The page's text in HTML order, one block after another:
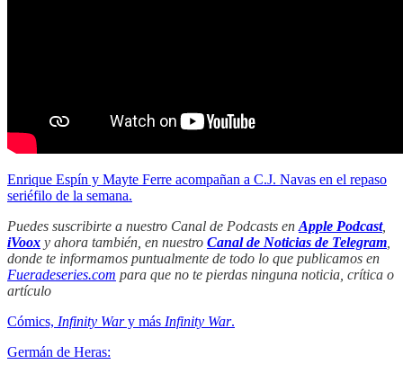
Enrique Espín y Mayte Ferre acompañan a C.J. Navas en el repaso
seriéfilo de la semana.
Puedes suscribirte a nuestro Canal de Podcasts en Apple Podcast,
iVoox y ahora también, en nuestro Canal de Noticias de Telegram
donde te informamos puntualmente de todo lo que publicamos en
Fueradeseries.com para que no te pierdas ninguna noticia, crítica o
artículo
Cómics, Infinity Wary más Infinity War.
Germán de Heras: